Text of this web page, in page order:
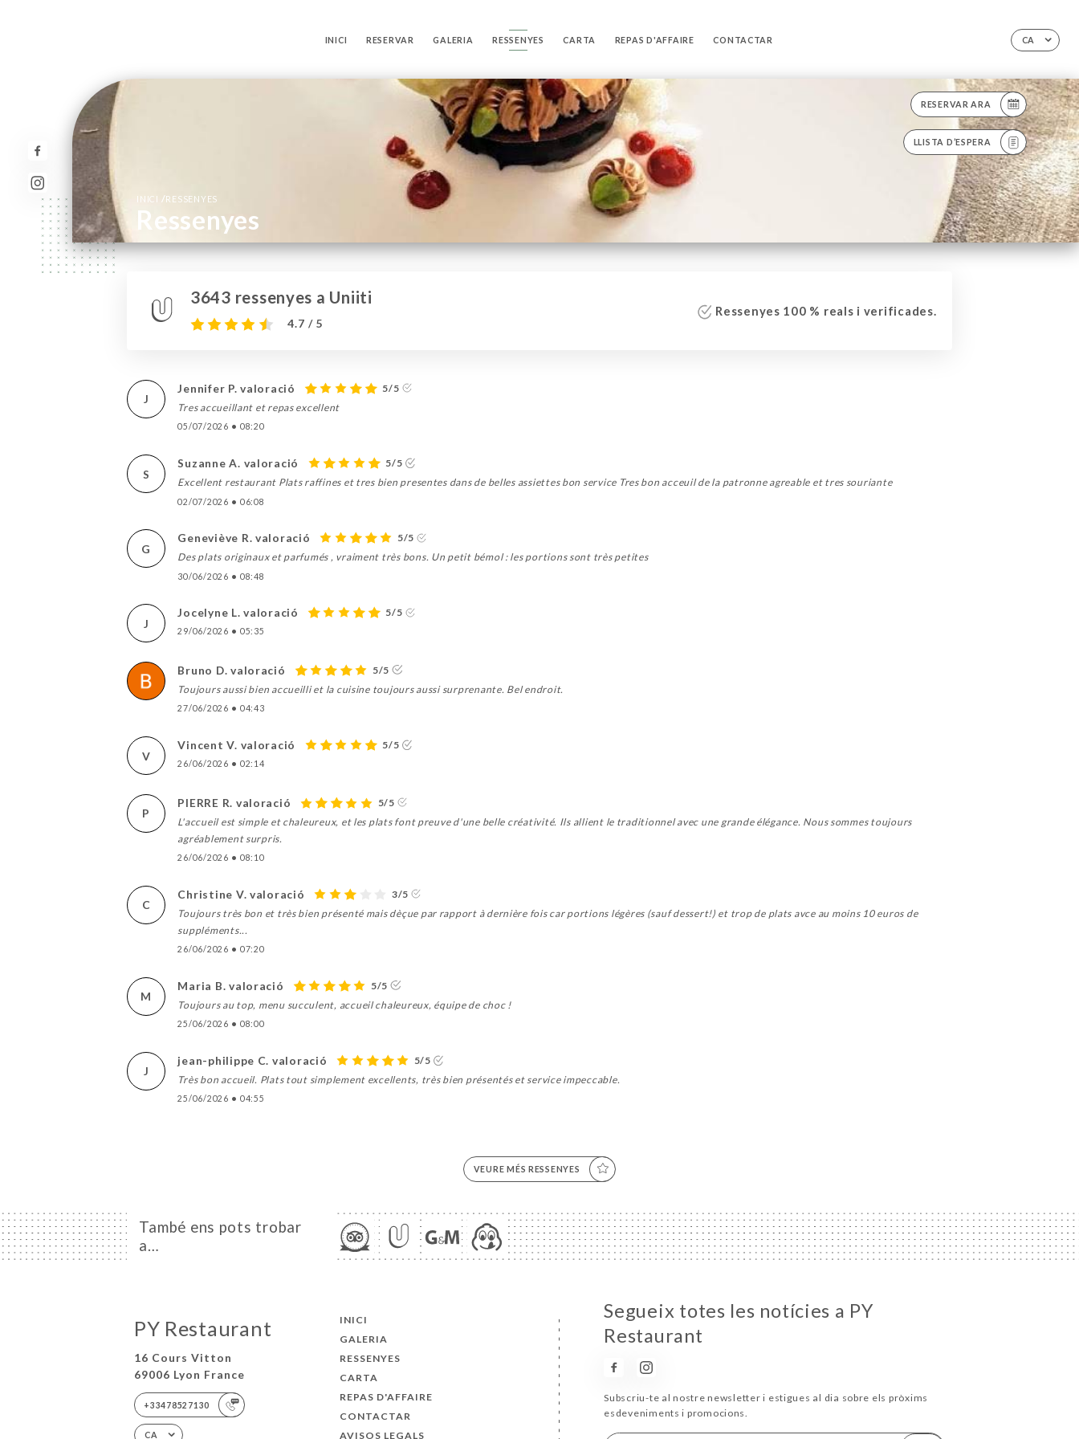
CA
INICI RESERVAR GALERIA RESSENYES CARTA REPAS D'AFFAIRE CONTACTAR
RESERVAR ARA
LLISTA D’ESPERA
INICI /RESSENYES
Ressenyes
3643 ressenyes a Uniiti
4.7 / 5
Ressenyes 100 % reals i verificades.
J
Jennifer P. valoració
5/5
Tres accueillant et repas excellent
05/07/2026 • 08:20
S
Suzanne A. valoració
5/5
Excellent restaurant Plats raffines et tres bien presentes dans de belles assiettes bon service Tres bon acceuil de la patronne agreable et tres souriante
02/07/2026 • 06:08
G
Geneviève R. valoració
5/5
Des plats originaux et parfumés , vraiment très bons. Un petit bémol : les portions sont très petites
30/06/2026 • 08:48
J
Jocelyne L. valoració 5/5
29/06/2026 • 05:35
Bruno D. valoració
5/5
Toujours aussi bien accueilli et la cuisine toujours aussi surprenante. Bel endroit.
27/06/2026 • 04:43
V
Vincent V. valoració 5/5
26/06/2026 • 02:14
P
PIERRE R. valoració
5/5
L'accueil est simple et chaleureux, et les plats font preuve d'une belle créativité. Ils allient le traditionnel avec une grande élégance. Nous sommes toujours
agréablement surpris.
26/06/2026 • 08:10
C
Christine V. valoració
3/5
Toujours très bon et très bien présenté mais dèçue par rapport à dernière fois car portions légères (sauf dessert!) et trop de plats avce au moins 10 euros de
suppléments...
26/06/2026 • 07:20
M
Maria B. valoració
5/5
Toujours au top, menu succulent, accueil chaleureux, équipe de choc !
25/06/2026 • 08:00
J
jean-philippe C. valoració
5/5
Très bon accueil. Plats tout simplement excellents, très bien présentés et service impeccable.
25/06/2026 • 04:55
VEURE MÉS RESSENYES
També ens pots trobar
a…
PY Restaurant
16 Cours Vitton
69006 Lyon France
+33478527130
CA
INICI
GALERIA
RESSENYES
CARTA
REPAS D'AFFAIRE
CONTACTAR
AVISOS LEGALS
Segueix totes les notícies a PY
Restaurant
Subscriu-te al nostre newsletter i estigues al dia sobre els pròxims
esdeveniments i promocions.